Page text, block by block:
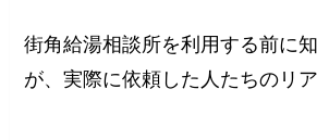
街角給湯相談所を利用する前に
が、実際に依頼した人たちのリ